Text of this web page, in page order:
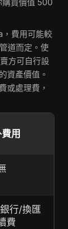
購買價值 500
，費用可能較
道而定。使
方可自行設
資產價值。
或處理費，
用
行/換匯
費